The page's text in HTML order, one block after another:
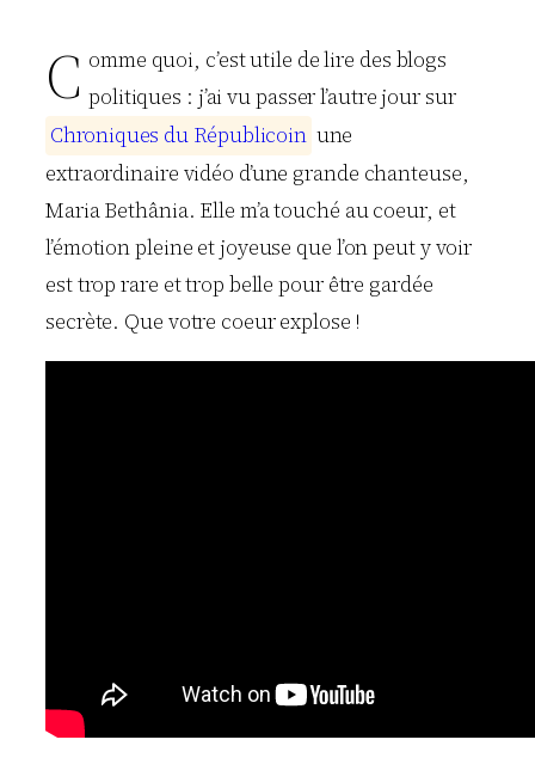
C omme quoi, c’est utile de lire des blogs
politiques : j’ai vu passer l’autre jour sur
Chroniques du Républicoin une
extraordinaire vidéo d’une grande chanteuse,
Maria Bethânia. Elle m’a touché au coeur, et
l’émotion pleine et joyeuse que l’on peut y voir
est trop rare et trop belle pour être gardée
secrète. Que votre coeur explose !